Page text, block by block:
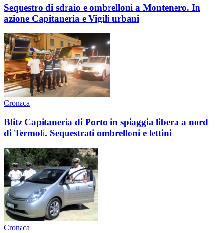
Sequestro di sdraio e ombrelloni a Montenero. In
azione Capitaneria e Vigili urbani
Cronaca
Blitz Capitaneria di Porto in spiaggia libera a nord
di Termoli. Sequestrati ombrelloni e lettini
Cronaca